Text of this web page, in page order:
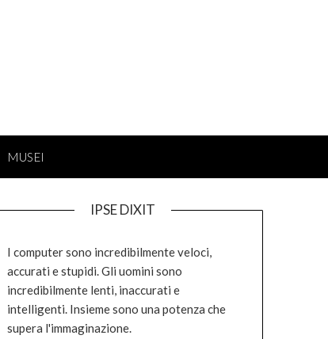
MUSEI
IPSE DIXIT
I computer sono incredibilmente veloci,
accurati e stupidi. Gli uomini sono
incredibilmente lenti, inaccurati e
intelligenti. Insieme sono una potenza che
supera l'immaginazione.